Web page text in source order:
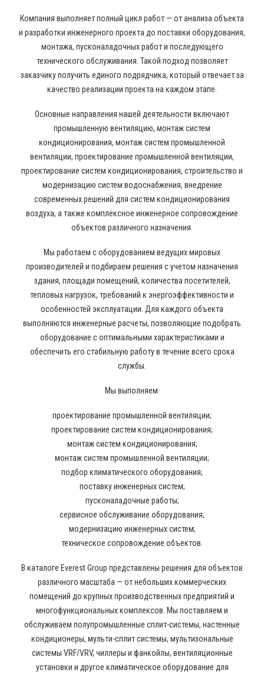
Компания выполняет полный цикл работ — от анализа объекта
и разработки инженерного проекта до поставки оборудования,
монтажа, пусконаладочных работ и последующего
технического обслуживания. Такой подход позволяет
заказчику получить единого подрядчика, который отвечает за
качество реализации проекта на каждом этапе.
Основные направления нашей деятельности включают
промышленную вентиляцию, монтаж систем
кондиционирования, монтаж систем промышленной
вентиляции, проектирование промышленной вентиляции,
проектирование систем кондиционирования, строительство и
модернизацию систем водоснабжения, внедрение
современных решений для систем кондиционирования
воздуха, а также комплексное инженерное сопровождение
объектов различного назначения.
Мы работаем с оборудованием ведущих мировых
производителей и подбираем решения с учетом назначения
здания, площади помещений, количества посетителей,
тепловых нагрузок, требований к энергоэффективности и
особенностей эксплуатации. Для каждого объекта
выполняются инженерные расчеты, позволяющие подобрать
оборудование с оптимальными характеристиками и
обеспечить его стабильную работу в течение всего срока
службы.
Мы выполняем:
проектирование промышленной вентиляции;
проектирование систем кондиционирования;
монтаж систем кондиционирования;
монтаж систем промышленной вентиляции;
подбор климатического оборудования;
поставку инженерных систем;
пусконаладочные работы;
сервисное обслуживание оборудования;
модернизацию инженерных систем;
техническое сопровождение объектов.
В каталоге Everest Group представлены решения для объектов
различного масштаба — от небольших коммерческих
помещений до крупных производственных предприятий и
многофункциональных комплексов. Мы поставляем и
обслуживаем полупромышленные сплит-системы, настенные
кондиционеры, мульти-сплит системы, мультизональные
системы VRF/VRV, чиллеры и фанкойлы, вентиляционные
установки и другое климатическое оборудование для